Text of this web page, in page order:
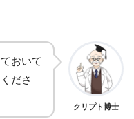
おいて
ださ
クリプト博士